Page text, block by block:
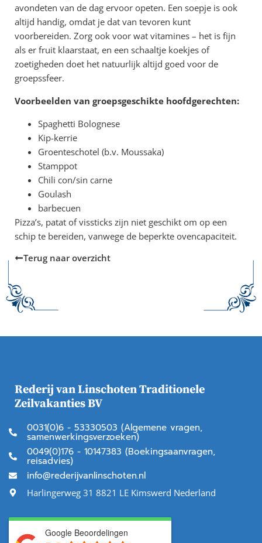
avondeten van de dag ervoor opeten. Een soepje is ook
altijd handig, omdat je dat van tevoren kunt
voorbereiden. Zorg ook voor wat vitamines – het is fijn
als er fruit klaarstaat, en een schaaltje koekjes of
zoetigheden doet het natuurlijk altijd goed voor de
groepssfeer.
Voorbeelden van groepsgeschikte hoofdgerechten:
Spaghetti Bolognese
Kip-kerrie
Groenteschotel (b.v. Moussaka)
Stamppot
Chili con/sin carne
Goulash
barbecuen
Pizza’s, patat of vissticks zijn niet geschikt om op een
schip te bereiden, vanwege de beperkte ovencapaciteit.
Terug naar overzicht
Rederij van Linschoten Traditionele
Zeilvakanties BV
0031(0)6 - 53330503 (Algemene vragen,
samenwerkingsverzoeken)
0049(0)176 - 10147383 (Boekingsaanvragen,
reisadvies)
info@rederijvanlinschoten.nl
Harlingerweg 31 8821 LE Kimswerd Nederland
Google Beoordelingen